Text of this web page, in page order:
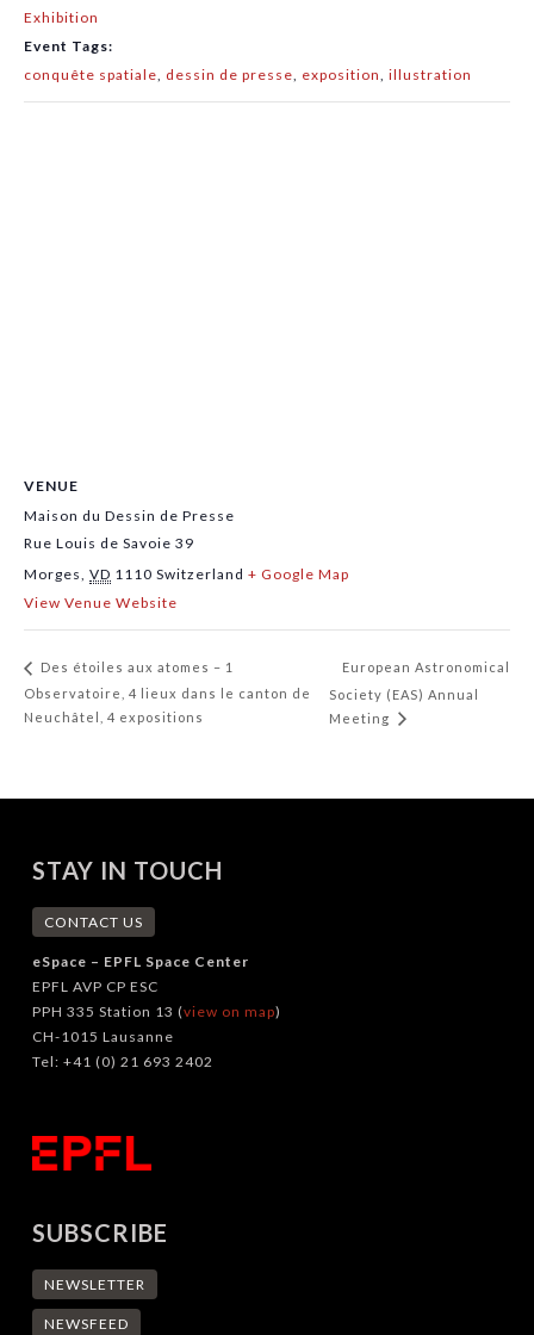
Exhibition
Event Tags:
conquête spatiale, dessin de presse, exposition, illustration
VENUE
Maison du Dessin de Presse
Rue Louis de Savoie 39
Morges, VD 1110 Switzerland + Google Map
View Venue Website
Des étoiles aux atomes – 1
Observatoire, 4 lieux dans le canton de
Neuchâtel, 4 expositions
European Astronomical
Society (EAS) Annual
Meeting
STAY IN TOUCH
CONTACT US
eSpace – EPFL Space Center
EPFL AVP CP ESC
PPH 335 Station 13 (view on map)
CH-1015 Lausanne
Tel: +41 (0) 21 693 2402
SUBSCRIBE
NEWSLETTER
NEWSFEED